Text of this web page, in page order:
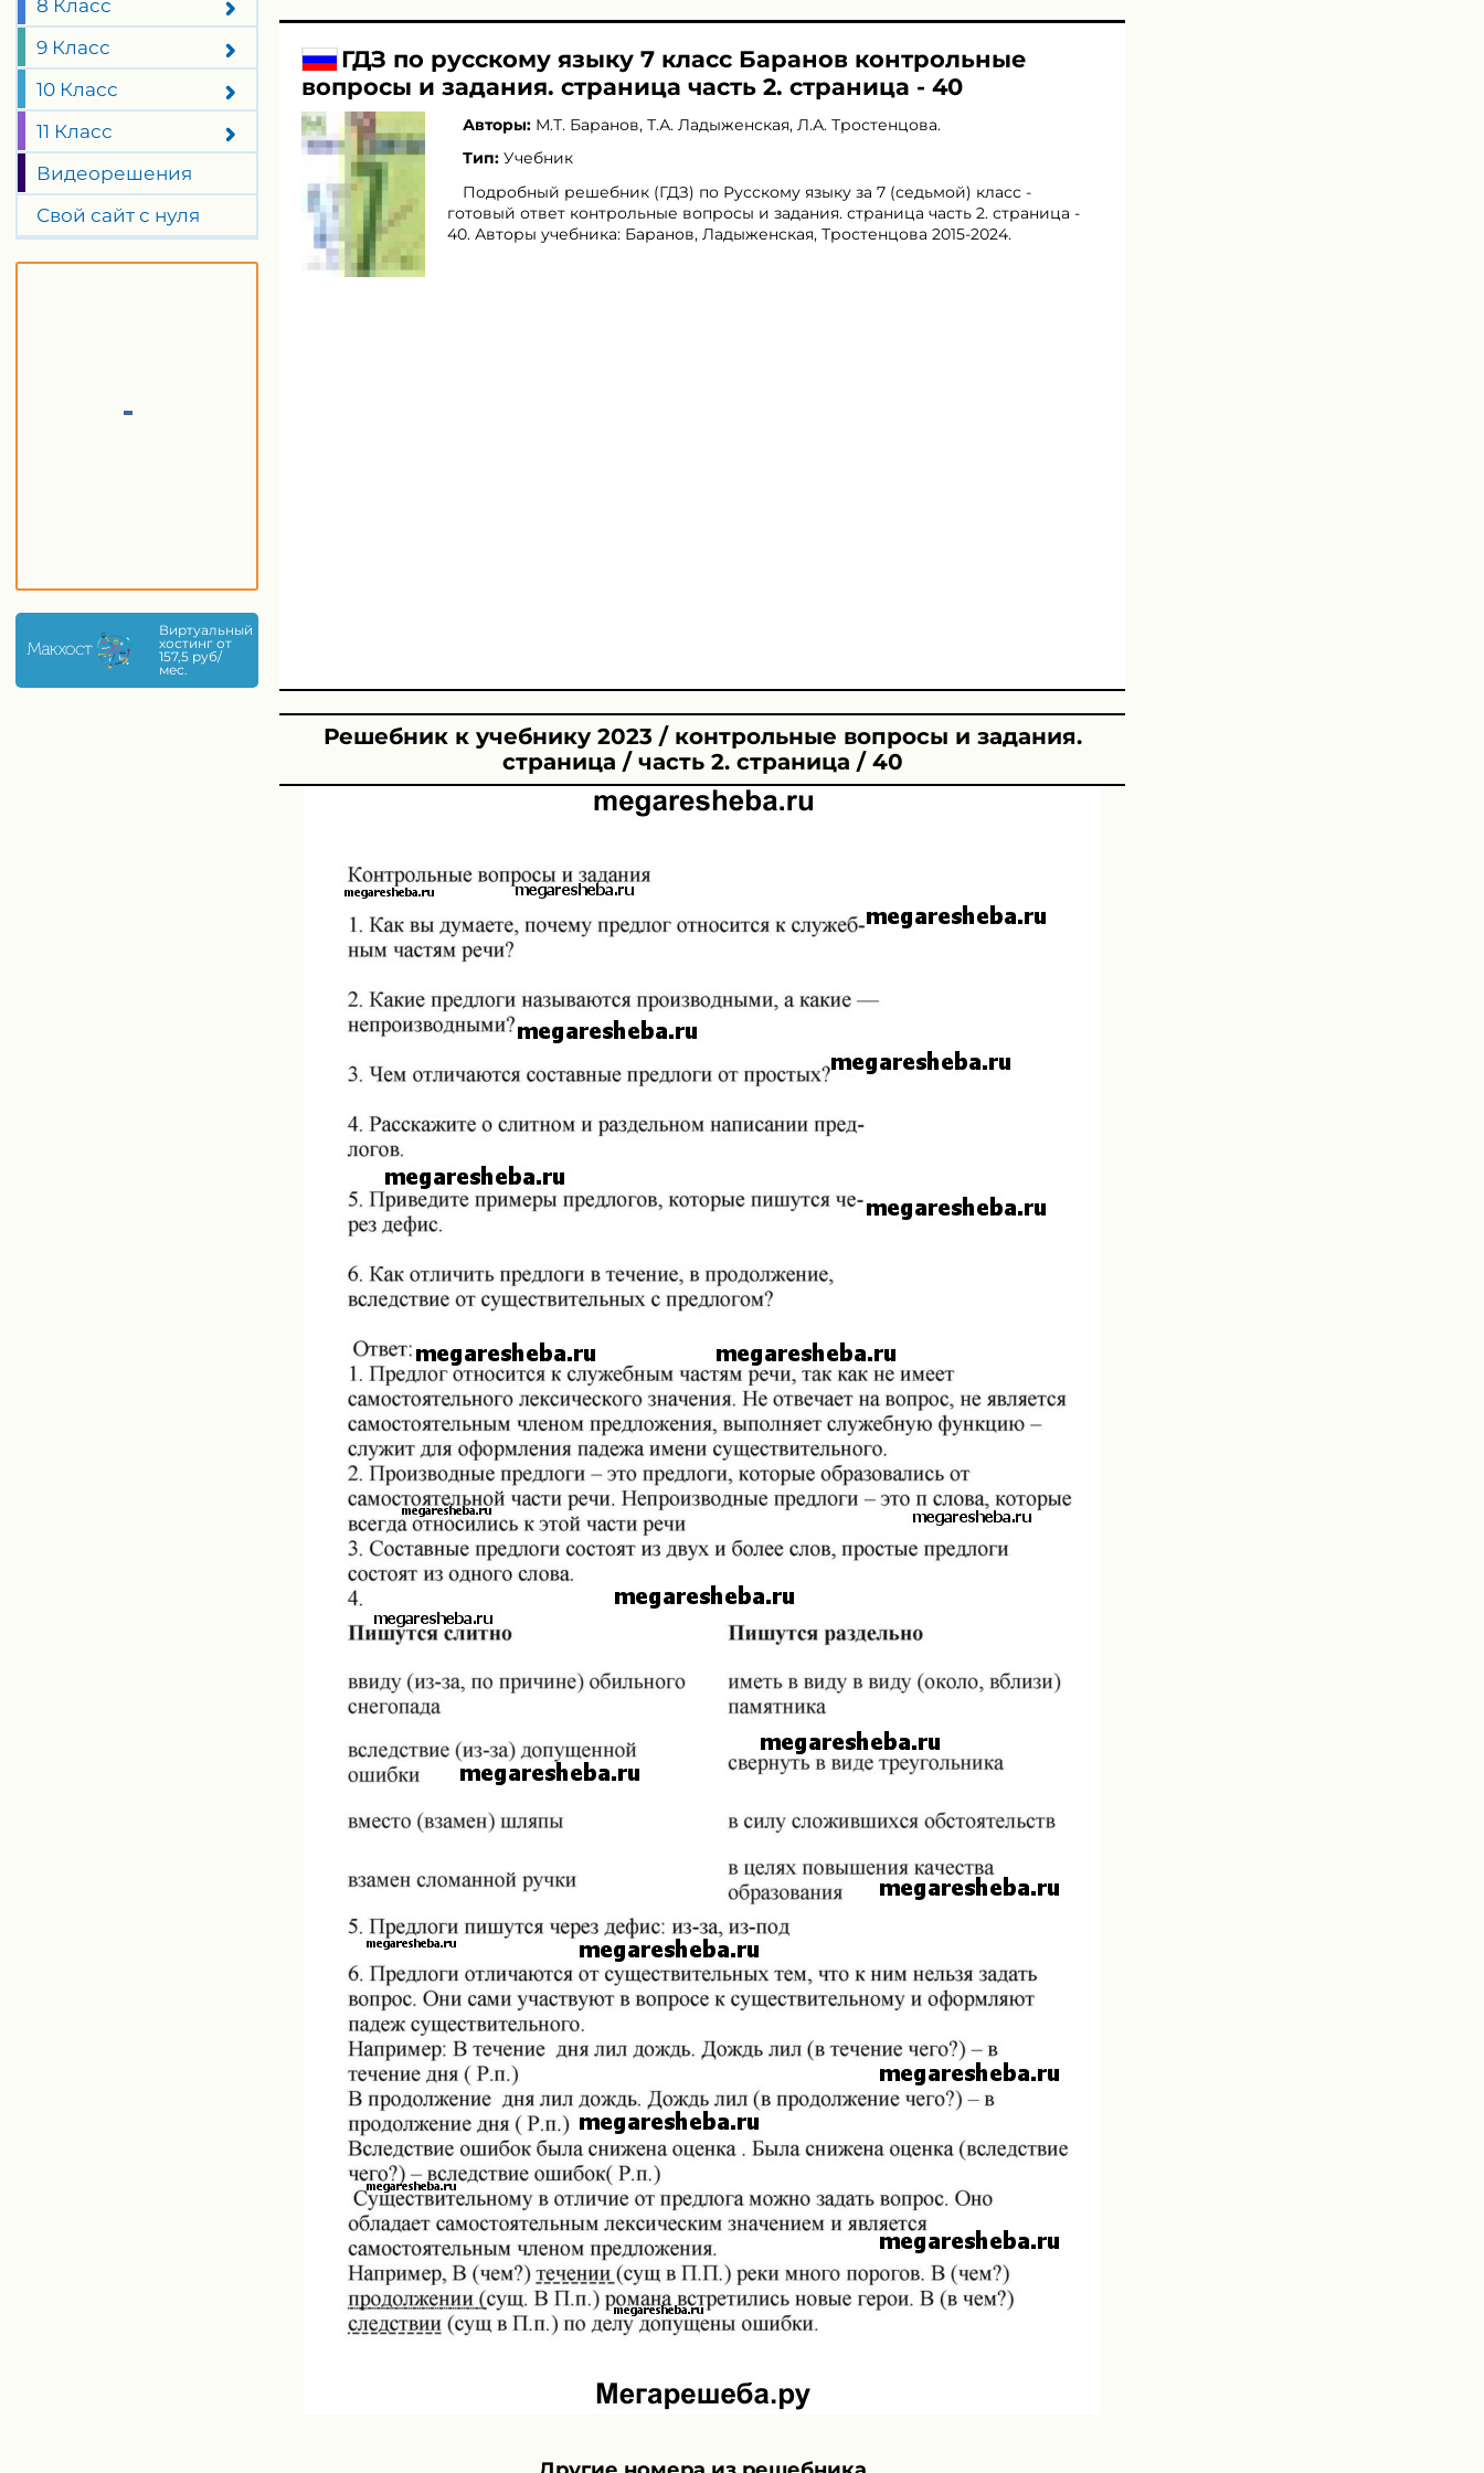
8 Класс
9 Класс
10 Класс
11 Класс
Видеорешения
Свой сайт с нуля
Виртуальный
хостинг от
157,5 руб/
мес.
ГДЗ по русскому языку 7 класс Баранов контрольные
вопросы и задания. страница часть 2. страница - 40
Авторы: М.Т. Баранов, Т.А. Ладыженская, Л.А. Тростенцова.
Тип: Учебник
Подробный решебник (ГДЗ) по Русскому языку за 7 (седьмой) класс -
готовый ответ контрольные вопросы и задания. страница часть 2. страница -
40. Авторы учебника: Баранов, Ладыженская, Тростенцова 2015-2024.
Решебник к учебнику 2023 / контрольные вопросы и задания.
страница / часть 2. страница / 40